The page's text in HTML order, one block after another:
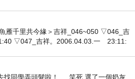
雁千里共今緣＞吉祥_046~050 ▽046_吉
▽047_吉祥。2006.04.03.一 23:11:
找同學弄頭髮啦！ 笑死 選了一個奶灰